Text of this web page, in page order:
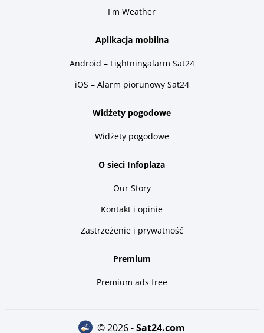
I'm Weather
Aplikacja mobilna
Android – Lightningalarm Sat24
iOS – Alarm piorunowy Sat24
Widżety pogodowe
Widżety pogodowe
O sieci Infoplaza
Our Story
Kontakt i opinie
Zastrzeżenie i prywatność
Premium
Premium ads free
© 2026 - sat24.com